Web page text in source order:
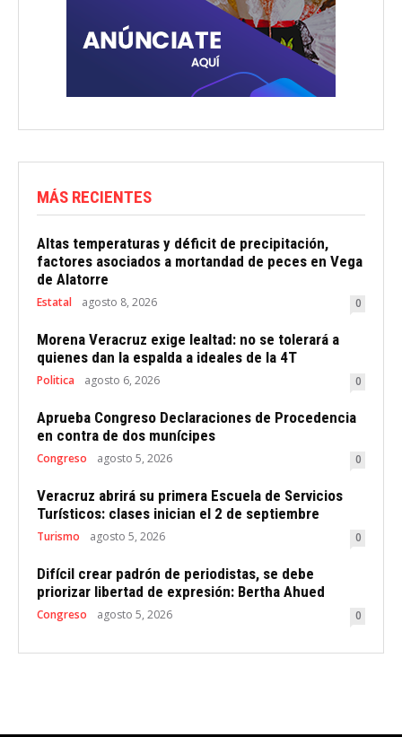
MÁS RECIENTES
Altas temperaturas y déficit de precipitación,
factores asociados a mortandad de peces en Vega
de Alatorre
Estatal agosto 8, 2026 0
Morena Veracruz exige lealtad: no se tolerará a
quienes dan la espalda a ideales de la 4T
Politica agosto 6, 2026 0
Aprueba Congreso Declaraciones de Procedencia
en contra de dos munícipes
Congreso agosto 5, 2026 0
Veracruz abrirá su primera Escuela de Servicios
Turísticos: clases inician el 2 de septiembre
Turismo agosto 5, 2026 0
Difícil crear padrón de periodistas, se debe
priorizar libertad de expresión: Bertha Ahued
Congreso agosto 5, 2026 0